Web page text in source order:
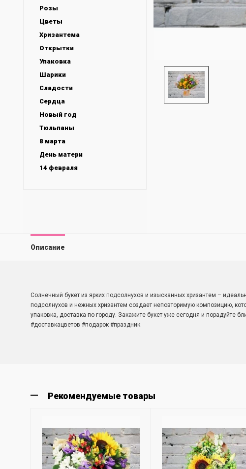
Розы
Цветы
Хризантема
Открытки
Упаковка
Шарики
Сладости
Сердца
Новый год
Тюльпаны
8 марта
День матери
14 февраля
Описание
Солнечный букет из ярких подсолнухов и изысканных хризантем –
подсолнухов и нежных хризантем создает неповторимую композицию,
упаковка, доставка по городу. Закажите букет уже сегодня и порадуйте
#доставкацветов #подарок #праздник
Рекомендуемые товары